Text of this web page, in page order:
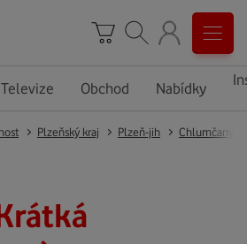
Televize Obchod Nabídky
Plzeňský kraj Plzeň-jih Chlumčany